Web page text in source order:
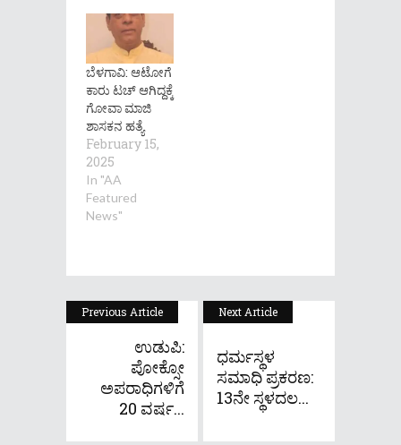
ಬೆಳಗಾವಿ: ಆಟೋಗೆ
ಕಾರು ಟಚ್ ಆಗಿದ್ದಕ್ಕೆ
ಗೋವಾ ಮಾಜಿ
ಶಾಸಕನ ಹತ್ಯೆ
February 15,
2025
In "AA
Featured
News"
Previous Article
ಉಡುಪಿ:
ಪೋಕ್ಸೋ
ಅಪರಾಧಿಗಳಿಗೆ
20 ವರ್ಷ...
Next Article
ಧರ್ಮಸ್ಥಳ
ಸಮಾಧಿ ಪ್ರಕರಣ:
13ನೇ ಸ್ಥಳದಲ...